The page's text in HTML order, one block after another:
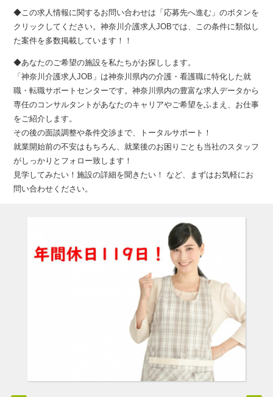
◆この求人情報に関するお問い合わせは「応募先へ進む」のボタンを
クリックしてください。神奈川介護求人JOBでは、この条件に類似し
た案件を多数掲載しています！！
◆あなたのご希望の施設を私たちがお探しします。
「神奈川介護求人JOB」は神奈川県内の介護・看護職に特化した就
職・転職サポートセンターです。神奈川県内の豊富な求人データから
専任のコンサルタントがあなたのキャリアやご希望をふまえ、お仕事
をご紹介します。
その後の面談調整や条件交渉まで、トータルサポート！
就業開始前の不安はもちろん、就業後のお困りごとも当社のスタッフ
がしっかりとフォロー致します！
見学してみたい！施設の詳細を聞きたい！ など、まずはお気軽にお
問い合わせください。